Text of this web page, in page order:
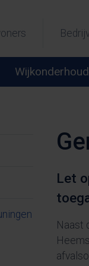
Afval
Wijkonderhoud
Let
Naast